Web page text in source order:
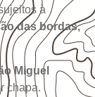
à
das bordas,
Miguel
chapa.